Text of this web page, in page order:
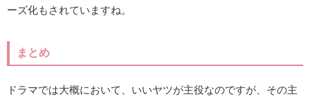
ーズ化もされていますね。
まとめ
ドラマでは大概において、いいヤツが主役なのですが、その主